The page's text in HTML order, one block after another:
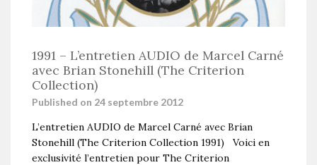
1991 – L’entretien AUDIO de Marcel Carné
avec Brian Stonehill (The Criterion
Collection)
Published on 24 septembre 2012
L’entretien AUDIO de Marcel Carné avec Brian
Stonehill (The Criterion Collection 1991) Voici en
exclusivité l’entretien pour The Criterion